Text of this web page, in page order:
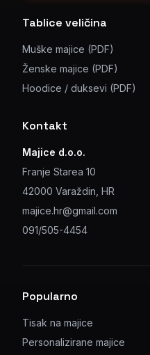
Tablice veličina
Muške majice (PDF)
Ženske majice (PDF)
Hoodice / duksevi (PDF)
Kontakt
Majice d.o.o.
Franje Starea 10
42000 Varaždin, HR
majice.hr@gmail.com
091/505-4454
Popularno
Tisak na majice
Personalizirane majice